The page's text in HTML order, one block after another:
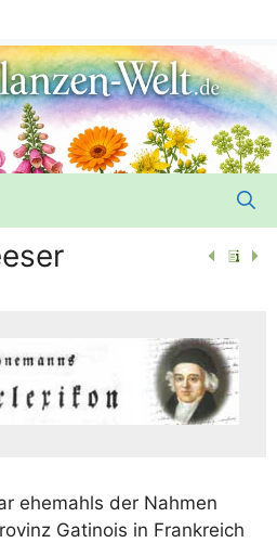
ehe­mahls der Nah­men
Gati­nois in Frank­reich